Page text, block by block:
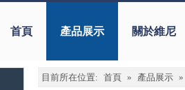
首頁 產品展示 關於維尼
目前所在位置: 首頁 » 產品展示 »